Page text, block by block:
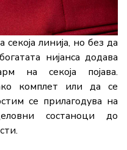
линија, но без да
нијанса додава
на секоја појава.
комплет или да се
се прилагодува на
состаноци до